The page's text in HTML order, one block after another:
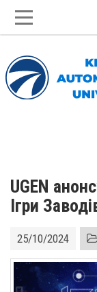
UGEN
Ігри
25/10/2024